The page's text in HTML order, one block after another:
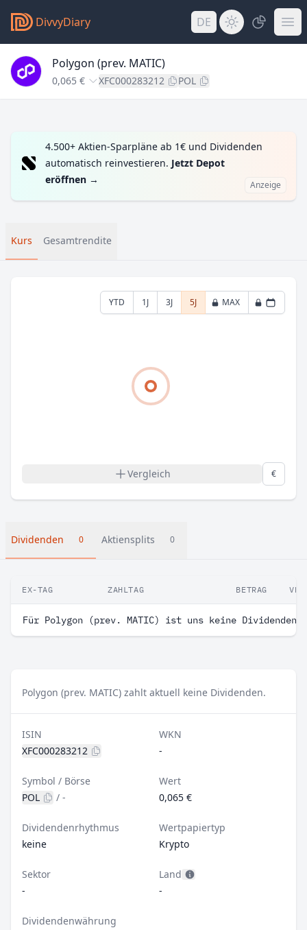
DivvyDiary DE
Polygon (prev. MATIC)
0,065 € XFC000283212 POL
4.500+ Aktien-Sparpläne ab 1€ und Dividenden
automatisch reinvestieren. Jetzt Depot
eröffnen → Anzeige
Kurs Gesamtrendite
YTD 1J 3J 5J MAX
Vergleich €
Dividenden 0 Aktiensplits 0
EX-TAG ZAHLTAG BETRAG
Für Polygon (prev. MATIC) ist uns keine Dividenden
Polygon (prev. MATIC) zahlt aktuell keine Dividenden.
ISIN
XFC000283212
WKN
-
Symbol / Börse
POL
/ -
Wert
0,065 €
Dividendenrhythmus
keine
Wertpapiertyp
Krypto
Sektor
-
Land
-
Dividendenwährung